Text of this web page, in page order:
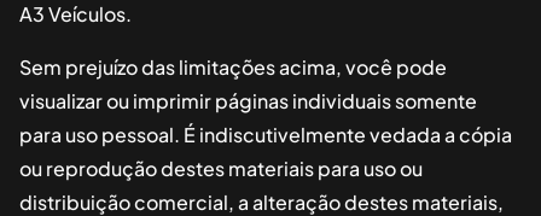
A3 Veículos.
Sem prejuízo das limitações acima, você pode
visualizar ou imprimir páginas individuais somente
para uso pessoal. É indiscutivelmente vedada a cópia
ou reprodução destes materiais para uso ou
distribuição comercial, a alteração destes materiais,